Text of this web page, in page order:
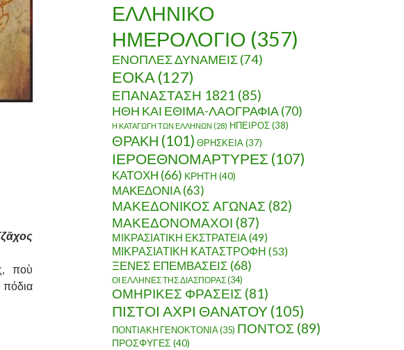
ποὺ
πόδια
ΜΟΓΓΟΛΩΝ
ΕΛΛΗΝΙΚΟ
ΗΜΕΡΟΛΟΓΙΟ (357)
ΕΝΟΠΛΕΣ ΔΥΝΑΜΕΙΣ(74)
ΕΟΚΑ (127)
ΕΠΑΝΑΣΤΑΣΗ 1821 (85)
ΗΘΗ ΚΑΙ ΕΘΙΜΑ-ΛΑΟΓΡΑΦΙΑ(70)
Η ΚΑΤΑΓΩΓΗ ΤΩΝ ΕΛΛΗΝΩΝ (28) ΗΠΕΙΡΟΣ(38)
ΘΡΑΚΗ (101) ΘΡΗΣΚΕΙΑ(37)
ΙΕΡΟΕΘΝΟΜΑΡΤΥΡΕΣ (107)
ΚΑΤΟΧΗ (66) ΚΡΗΤΗ (40)
ΜΑΚΕΔΟΝΙΑ(63)
ΜΑΚΕΔΟΝΙΚΟΣ ΑΓΩΝΑΣ (82)
ΜΑΚΕΔΟΝΟΜΑΧΟΙ (87)
ΜΙΚΡΑΣΙΑΤΙΚΗ ΕΚΣΤΡΑΤΕΙΑ(49)
ΜΙΚΡΑΣΙΑΤΙΚΗ ΚΑΤΑΣΤΡΟΦΗ (53)
ΞΕΝΕΣ ΕΠΕΜΒΑΣΕΙΣ (68)
ΟΙ ΕΛΛΗΝΕΣ ΤΗΣ ΔΙΑΣΠΟΡΑΣ(34)
ΟΜΗΡΙΚΕΣ ΦΡΑΣΕΙΣ (81)
ΠΙΣΤΟΙ ΑΧΡΙ ΘΑΝΑΤΟΥ (105)
ΠΟΝΤΙΑΚΗ ΓΕΝΟΚΤΟΝΙΑ(35) ΠΟΝΤΟΣ (89)
ΠΡΟΣΦΥΓΕΣ (40)